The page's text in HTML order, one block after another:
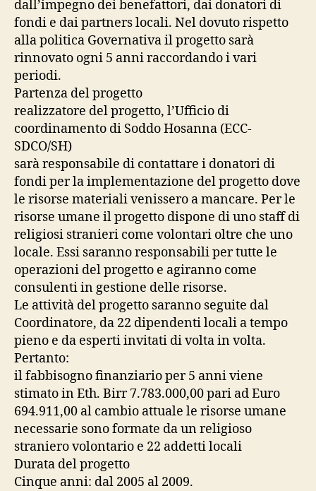
dall’impegno dei benefattori, dai donatori di
fondi e dai partners locali. Nel dovuto rispetto
alla politica Governativa il progetto sarà
rinnovato ogni 5 anni raccordando i vari
periodi.
Partenza del progetto
realizzatore del progetto, l’Ufficio di
coordinamento di Soddo Hosanna (ECC-
SDCO/SH)
sarà responsabile di contattare i donatori di
fondi per la implementazione del progetto dove
le risorse materiali venissero a mancare. Per le
risorse umane il progetto dispone di uno staff di
religiosi stranieri come volontari oltre che uno
locale. Essi saranno responsabili per tutte le
operazioni del progetto e agiranno come
consulenti in gestione delle risorse.
Le attività del progetto saranno seguite dal
Coordinatore, da 22 dipendenti locali a tempo
pieno e da esperti invitati di volta in volta.
Pertanto:
il fabbisogno finanziario per 5 anni viene
stimato in Eth. Birr 7.783.000,00 pari ad Euro
694.911,00 al cambio attuale le risorse umane
necessarie sono formate da un religioso
straniero volontario e 22 addetti locali
Durata del progetto
Cinque anni: dal 2005 al 2009.